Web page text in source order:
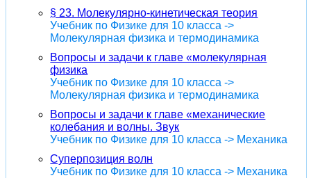
§ 23. Молекулярно-кинетическая теория
Учебник по Физике для 10 класса ->
Молекулярная физика и термодинамика
Вопросы и задачи к главе «молекулярная
физика
Учебник по Физике для 10 класса ->
Молекулярная физика и термодинамика
Вопросы и задачи к главе «механические
колебания и волны. Звук
Учебник по Физике для 10 класса -> Механика
Суперпозиция волн
Учебник по Физике для 10 класса -> Механика